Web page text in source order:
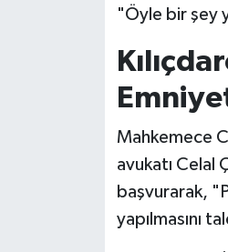
"Öyle bir şey
Mahkemece
avukatı Celal
başvurarak,
yapılmasını